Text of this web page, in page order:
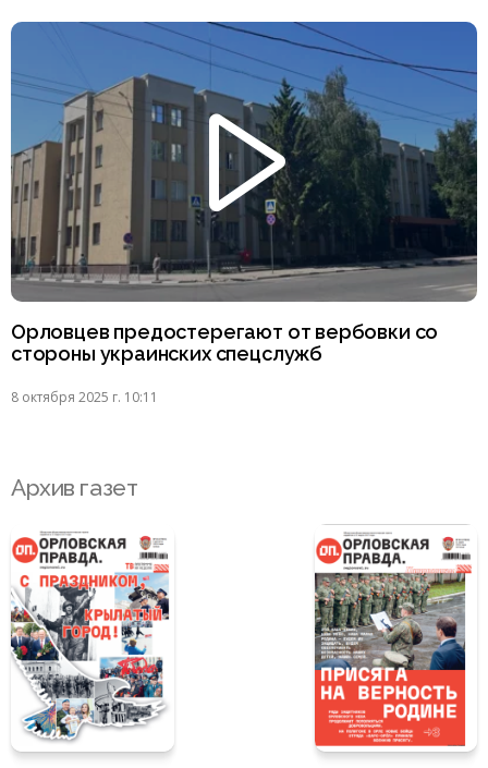
Орловцев предостерегают от вербовки со
стороны украинских спецслужб
8 октября 2025 г. 10:11
Архив газет